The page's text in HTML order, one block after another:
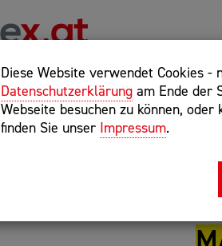
Diese Website verwendet Cookies
Datenschutzerklärung am Ende der
Webseite besuchen zu können,
finden Sie unser Impressum.
Hilfreiche Suchparameter:
Exakter Suchbegriff: "internet